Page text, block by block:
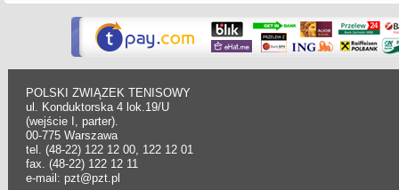
POLSKI ZWIĄZEK TENISOWY
ul. Konduktorska 4 lok.19/U
(wejście I, parter).
00-775 Warszawa
tel. (48-22) 122 12 00, 122 12 01
fax. (48-22) 122 12 11
e-mail: pzt@pzt.pl